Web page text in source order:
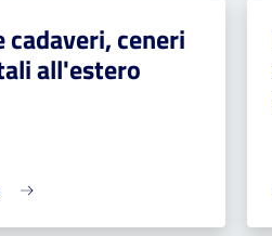
ceneri
all'estero